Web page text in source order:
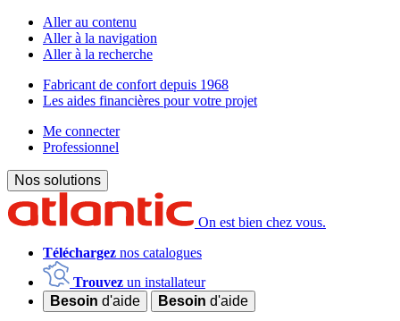
Aller au contenu
Aller à la navigation
Aller à la recherche
Fabricant de confort depuis 1968
Les aides financières pour votre projet
Me connecter
Professionnel
Nos solutions
On est bien chez vous.
Téléchargez nos catalogues
Trouvez un installateur
Besoin d'aide Besoin d'aide